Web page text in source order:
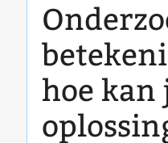
hoe kan